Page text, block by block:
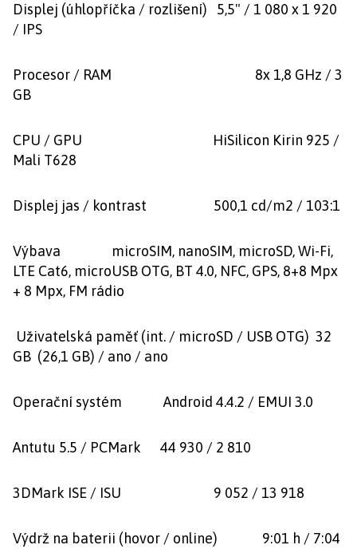
Displej (úhlopříčka / rozlišení) 5,5" / 1 080 x 1 920
/ IPS
Procesor / RAM 8x 1,8 GHz / 3
GB
CPU / GPU HiSilicon Kirin 925 /
Mali T628
Displej jas / kontrast 500,1 cd/m2 / 103:1
Výbava microSIM, nanoSIM, microSD, Wi-Fi,
LTE Cat6, microUSB OTG, BT 4.0, NFC, GPS, 8+8 Mpx
+ 8 Mpx, FM rádio
Uživatelská paměť (int. / microSD / USB OTG) 32
GB (26,1 GB) / ano / ano
Operační systém Android 4.4.2 / EMUI 3.0
Antutu 5.5 / PCMark 44 930 / 2 810
3DMark ISE / ISU 9 052 / 13 918
Výdrž na baterii (hovor / online) 9:01 h / 7:04